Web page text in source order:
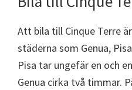
Att bila till Cinque Terre
städerna som Genua,
Pisa tar ungefär en och
Genua cirka två timmar.